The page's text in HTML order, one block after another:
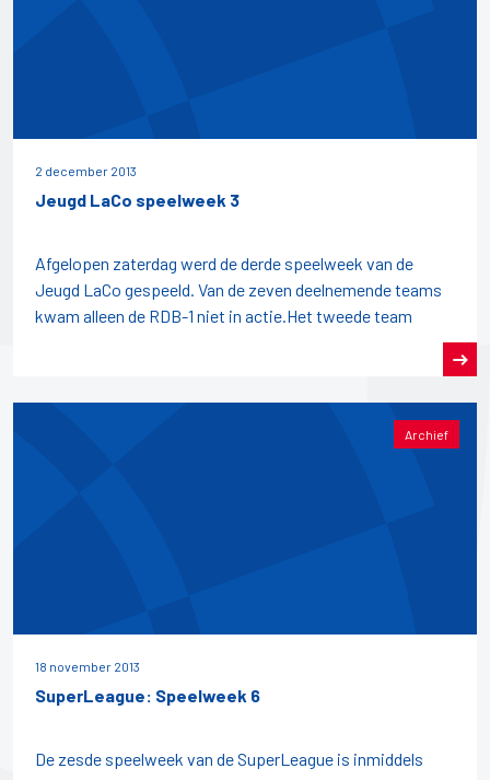
2 december 2013
Jeugd LaCo speelweek 3
Afgelopen zaterdag werd de derde speelweek van de
Jeugd LaCo gespeeld. Van de zeven deelnemende teams
kwam alleen de RDB-1 niet in actie.Het tweede team
Archief
18 november 2013
SuperLeague: Speelweek 6
De zesde speelweek van de SuperLeague is inmiddels